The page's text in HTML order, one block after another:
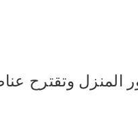
المنزل وتقترح